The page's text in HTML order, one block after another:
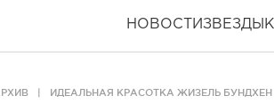
НОВОСТИ ЗВЕЗДЫ
ИДЕАЛЬНАЯ КРАСОТКА ЖИЗЕЛЬ